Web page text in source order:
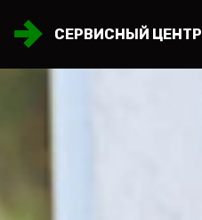
СЕРВИСНЫЙ ЦЕНТР